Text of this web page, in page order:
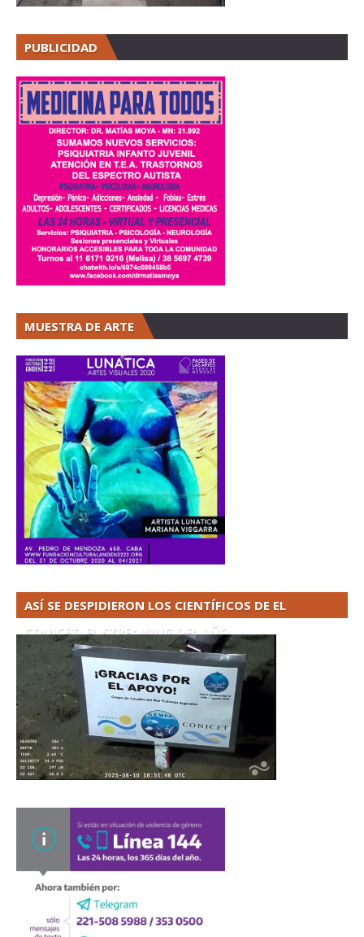
PUBLICIDAD
MUESTRA DE ARTE
ASÍ SE DESPIDIERON LOS CIENTÍFICOS DE EL
CONICET. EL STREAMING DEL AÑO